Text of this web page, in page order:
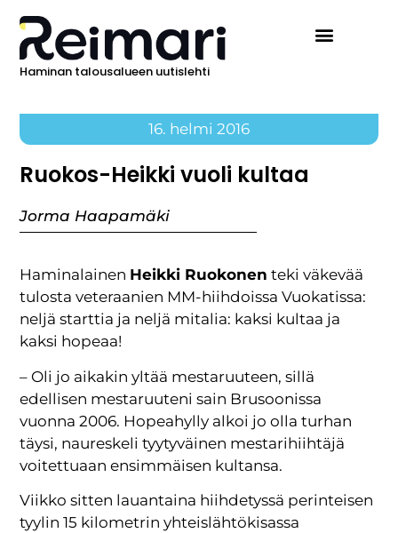
Haminan talousalueen uutislehti
16. helmi 2016
Ruokos-Heikki vuoli kultaa
Jorma Haapamäki
Haminalainen Heikki Ruokonen teki väkevää
tulosta veteraanien MM-hiihdoissa Vuokatissa:
neljä starttia ja neljä mitalia: kaksi kultaa ja
kaksi hopeaa!
– Oli jo aikakin yltää mestaruuteen, sillä
edellisen mestaruuteni sain Brusoonissa
vuonna 2006. Hopeahylly alkoi jo olla turhan
täysi, naureskeli tyytyväinen mestarihiihtäjä
voitettuaan ensimmäisen kultansa.
Viikko sitten lauantaina hiihdetyssä perinteisen
tyylin 15 kilometrin yhteislähtökisassa